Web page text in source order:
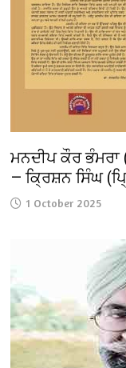
ਮਨਦੀਪ ਕੌਰ ਭੰਮਰਾ
— ਕ੍ਰਿਸ਼ਨ ਸਿੰਘ
1 October 2025